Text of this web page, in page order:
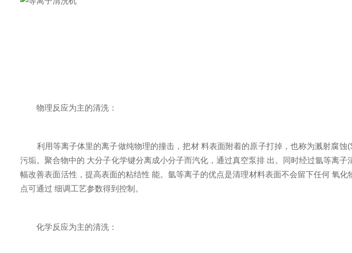
物理反应为主的清洗：
利用等离子体里的离子做纯物理的撞击，把材 料表面附着的原子打掉，也称为溅射腐蚀
污垢。聚合物中的 大分子化学键分离成小分子而汽化，通过真空泵排 出。同时经过氩等离
幅改善表面活性，提高表面的粘结性 能。氩等离子的优点是清理材料表面不会留下任何 氧
点可通过 细调工艺参数得到控制。
化学反应为主的清洗：